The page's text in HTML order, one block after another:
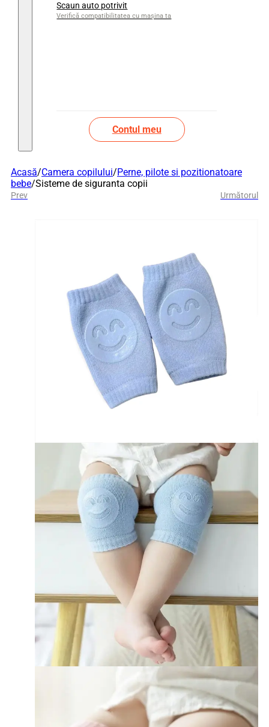
Scaun auto potrivit
Verifică compatibilitatea cu mașina ta
Contul meu
Acasă/Camera copilului/Perne, pilote si pozitionatoare
bebe/Sisteme de siguranta copii
Prev Următorul